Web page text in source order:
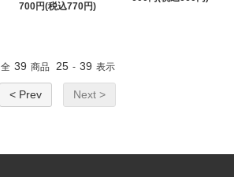
700円(税込770円)
全 39 商品 25 - 39 表示
< Prev Next >